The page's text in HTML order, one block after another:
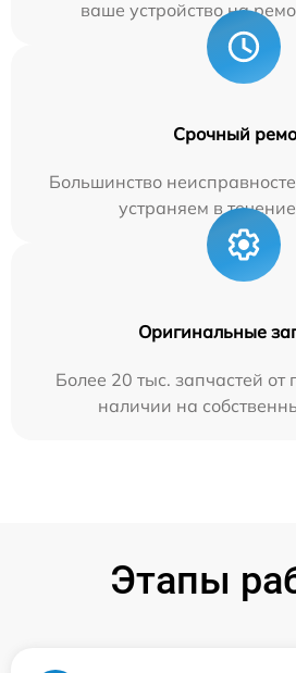
ваше устройство на
Срочный
Большинство
устраняем в
Оригинальные
Более 20 тыс. запчастей от
наличии на
Этапы